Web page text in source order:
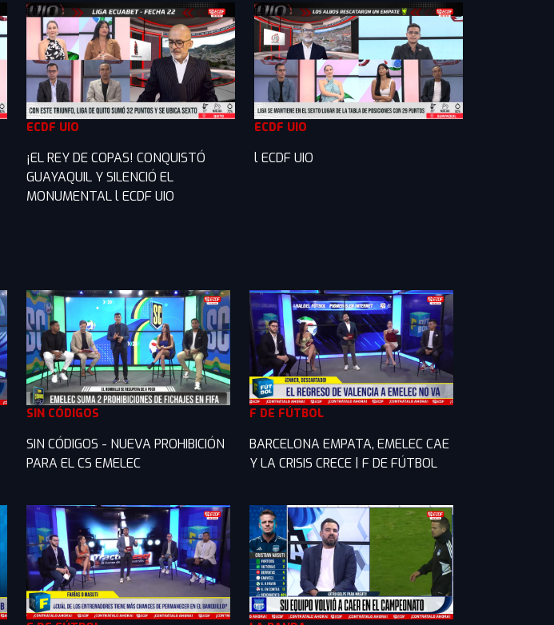
ECDF UIO
¡EL REY DE COPAS! CONQUISTÓ
GUAYAQUIL Y SILENCIÓ EL
MONUMENTAL l ECDF UIO
ECDF UIO
l ECDF UIO
SIN CÓDIGOS
SIN CÓDIGOS - NUEVA PROHIBICIÓN
PARA EL CS EMELEC
F DE FÚTBOL
BARCELONA EMPATA, EMELEC CAE
Y LA CRISIS CRECE | F DE FÚTBOL